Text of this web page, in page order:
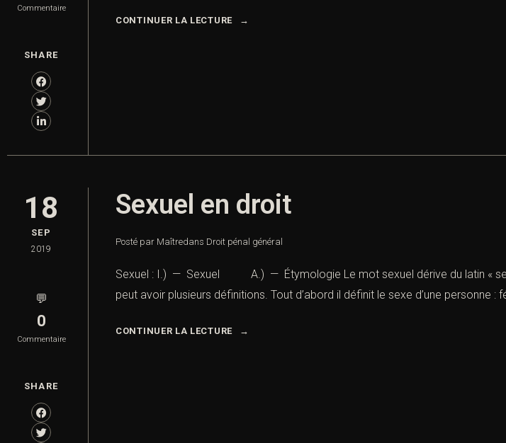
Commentaire
SHARE
CONTINUER LA LECTURE
18
SEP
2019
💬
0
Commentaire
SHARE
Sexuel en droit
Posté par Maîtredans Droit pénal général
Sexuel : I.) — Sexuel A.) — Étymologie Le mot sexuel dérive du latin «
peut avoir plusieurs définitions. Tout d’abord il définit le sexe d’une personne
CONTINUER LA LECTURE